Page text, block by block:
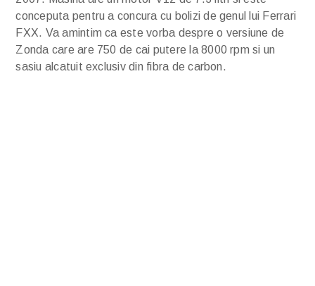
conceputa pentru a concura cu bolizi de genul lui Ferrari
FXX. Va amintim ca este vorba despre o versiune de
Zonda care are 750 de cai putere la 8000 rpm si un
sasiu alcatuit exclusiv din fibra de carbon.